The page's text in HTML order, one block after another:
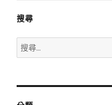
搜尋
搜
尋
鍵